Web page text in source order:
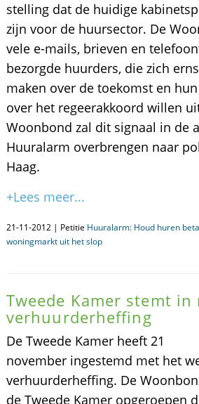
stelling dat de huidige
zijn voor de huursector. De
vele e-mails, brieven en
bezorgde huurders, die zich
maken over de toekomst en
over het regeerakkoord willen
Woonbond zal dit signaal in de
Huuralarm overbrengen naar
Haag.
+Lees meer...
21-11-2012 | Petitie Huuralarm: Houd huren
woningmarkt uit het slop
Tweede Kamer stemt in
verhuurderheffing
De Tweede Kamer heeft 21
november ingestemd met het
verhuurderheffing. De
de Tweede Kamer opgeroepen